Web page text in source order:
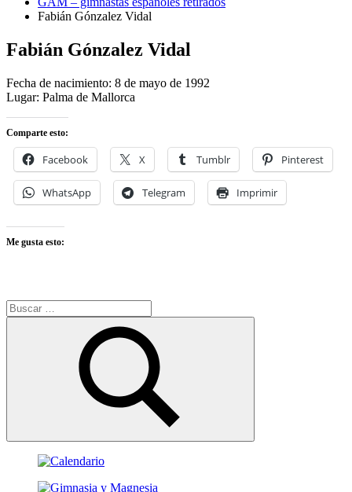
Fabián Gónzalez Vidal
Fabián Gónzalez Vidal
Fecha de nacimiento: 8 de mayo de 1992
Lugar: Palma de Mallorca
Comparte esto:
Facebook X Tumblr Pinterest
WhatsApp Telegram Imprimir
Me gusta esto:
Buscar:
Buscar